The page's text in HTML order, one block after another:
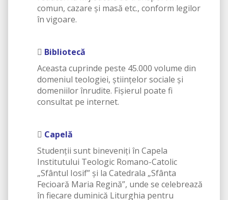
comun, cazare şi masă etc., conform legilor
în vigoare.
 Bibliotecă
Aceasta cuprinde peste 45.000 volume din
domeniul teologiei, științelor sociale și
domeniilor înrudite. Fișierul poate fi
consultat pe internet.
 Capelă
Studenții sunt bineveniți în Capela
Institutului Teologic Romano-Catolic
„Sfântul Iosif” și la Catedrala „Sfânta
Fecioară Maria Regină”, unde se celebrează
în fiecare duminică Liturghia pentru